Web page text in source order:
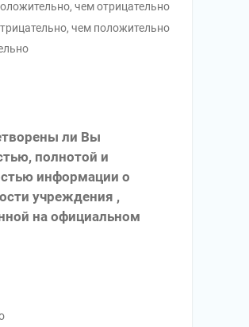
чем отрицательно
чем положительно
ли Вы
полнотой и
информации о
учреждения ,
на официальном